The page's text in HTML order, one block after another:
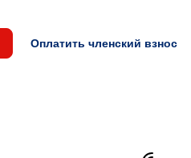
Оплатить членский взнос